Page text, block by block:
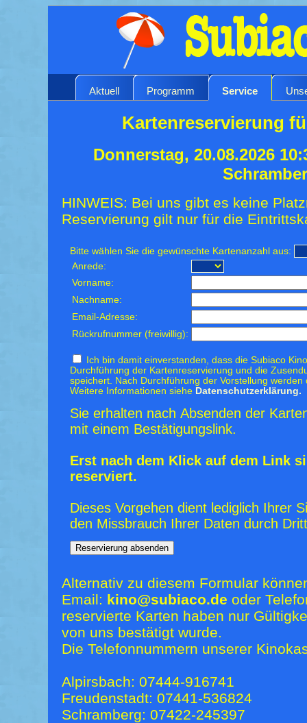
Aktuell Programm Service
Kartenreservierung
Donnerstag, 20.08.2026
HINWEIS: Bei uns gibt es keine
Reservierung gilt nur für die
Bitte wählen Sie die gewünschte Kartenanzahl aus:
Anrede:
Vorname:
Nachname:
Email-Adresse:
Rückrufnummer (freiwillig):
Ich bin damit einverstanden, dass die Subiaco
Durchführung der Kartenreservierung und die
speichert. Nach Durchführung der Vorstellung
Weitere Informationen siehe Datenschutzerklärung.
Sie erhalten nach Absenden der
mit einem Bestätigungslink.
Erst nach dem Klick auf dem Link
reserviert.
Dieses Vorgehen dient lediglich Ihrer
den Missbrauch Ihrer Daten durch
Alternativ zu diesem Formular
Email: kino@subiaco.de oder
reservierte Karten haben nur
von uns bestätigt wurde.
Die Telefonnummern unserer
Alpirsbach: 07444-916741
Freudenstadt: 07441-536824
Schramberg: 07422-245397